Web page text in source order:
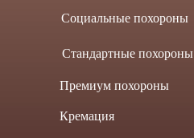
Премиум похороны
Социальные похороны
Стандартные похороны
Кремация